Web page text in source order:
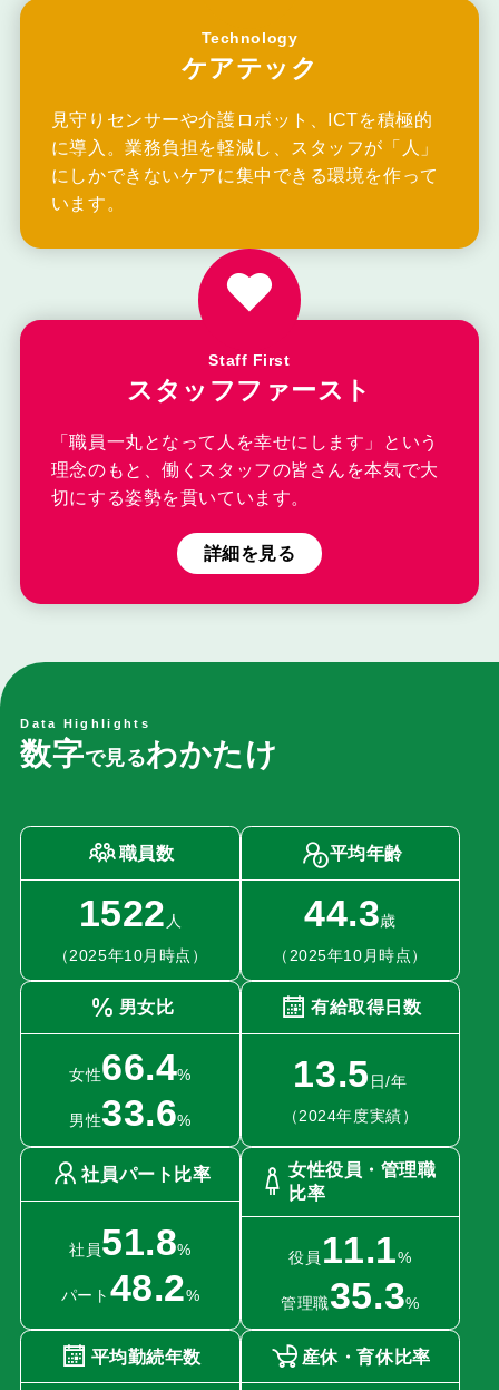
Technology
ケアテック
見守りセンサーや介護ロボット、ICTを積極的
に導入。業務負担を軽減し、スタッフが「人」
にしかできないケアに集中できる環境を作って
います。
Staff First
スタッフファースト
「職員一丸となって人を幸せにします」という
理念のもと、働くスタッフの皆さんを本気で大
切にする姿勢を貫いています。
詳細を見る
Data Highlights
数字で見るわかたけ
職員数
1522 人
（2025年10月時点）
平均年齢
44.3歳
（2025年10月時点）
男女比
女性66.4%
男性33.6%
有給取得日数
13.5 日/年
（2024年度実績）
社員パート比率
社員 51.8%
パート 48.2%
女性役員・管理職
比率
役員 11.1%
管理職35.3%
平均勤続年数 産休・育休比率